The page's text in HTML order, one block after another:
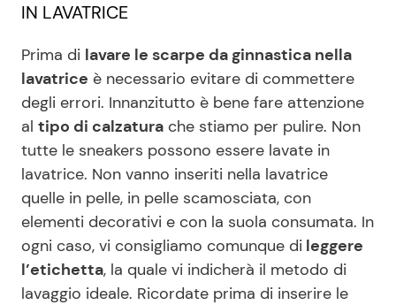
Info
Disclaimer e Privacy
Redazione
Pubblicità
Privacy Policy
IN LAVATRICE
Prima di lavare le scarpe da ginnastica nella
lavatrice è necessario evitare di commettere
degli errori. Innanzitutto è bene fare attenzione
al tipo di calzatura che stiamo per pulire. Non
tutte le sneakers possono essere lavate in
lavatrice. Non vanno inseriti nella lavatrice
quelle in pelle, in pelle scamosciata, con
elementi decorativi e con la suola consumata. In
ogni caso, vi consigliamo comunque di leggere
l’etichetta, la quale vi indicherà il metodo di
lavaggio ideale. Ricordate prima di inserire le